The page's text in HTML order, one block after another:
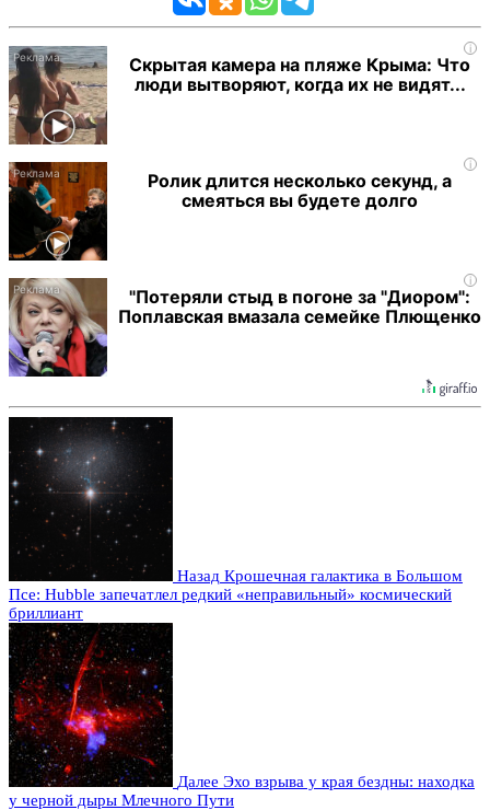
i
Скрытая камера на пляже Крыма: Что
люди вытворяют, когда их не видят...
i
Ролик длится несколько секунд, а
смеяться вы будете долго
i
"Потеряли стыд в погоне за "Диором":
Поплавская вмазала семейке Плющенко
Назад Крошечная галактика в Большом
Псе: Hubble запечатлел редкий «неправильный» космический
бриллиант
Далее Эхо взрыва у края бездны: находка
у черной дыры Млечного Пути